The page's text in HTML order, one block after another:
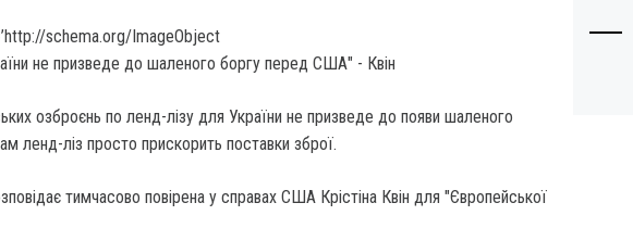
schema.org/ImageObject
озброєнь по ленд-лізу для України не призведе до появи шаленого
ленд-ліз просто прискорить поставки зброї.
тимчасово повірена у справах США Крістіна Квін для "Європейської